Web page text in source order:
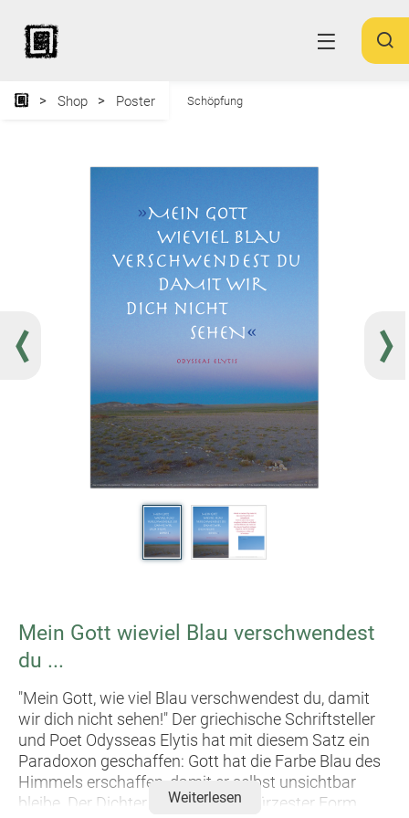
Shop Poster Schöpfung
Mein Gott wieviel Blau verschwendest
du ...
"Mein Gott, wie viel Blau verschwendest du, damit
wir dich nicht sehen!" Der griechische Schriftsteller
und Poet Odysseas Elytis hat mit diesem Satz ein
Paradoxon geschaffen: Gott hat die Farbe Blau des
Himmels erschaffen, damit er selbst unsichtbar
bleibe. Der Dichter vermag es, in kürzester Form
Weiterlesen